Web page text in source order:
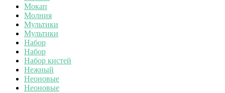
Мокап
Молния
Мультики
Мультики
Набор
Набор
Набор кистей
Нежный
Неоновые
Неоновые